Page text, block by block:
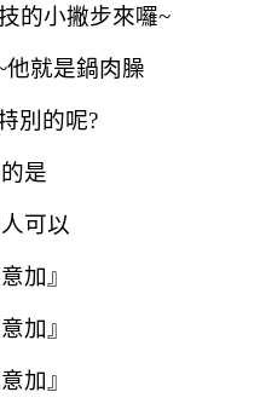
的小撇步來囉~
他就是鍋肉臊
別的呢?
是
可以
加』
加』
加』